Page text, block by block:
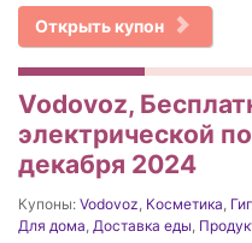
Открыть купон
Vodovoz,
электрической
декабря 2024
Купоны: Vodovoz, Косметика,
Для дома, Доставка еды,